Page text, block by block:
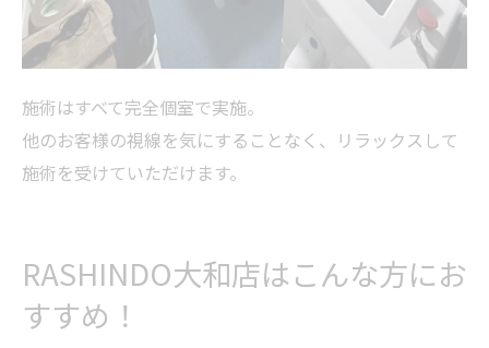
施術はすべて完全個室で実施。
他のお客様の視線を気にすることなく、リラックスして
施術を受けていただけます。
RASHINDO大和店はこんな方にお
すすめ！